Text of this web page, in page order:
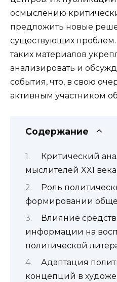
осмыслению
предложить новые
существующих проблем.
таких материалов
анализировать и
события, что, в свою
активным участником
Содержание
Критический
мыслителей XXI века
Роль
формировании
Влияние
информации на
политической
Адаптация
концепций в